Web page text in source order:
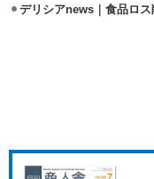
デリシアnews｜食品ロ